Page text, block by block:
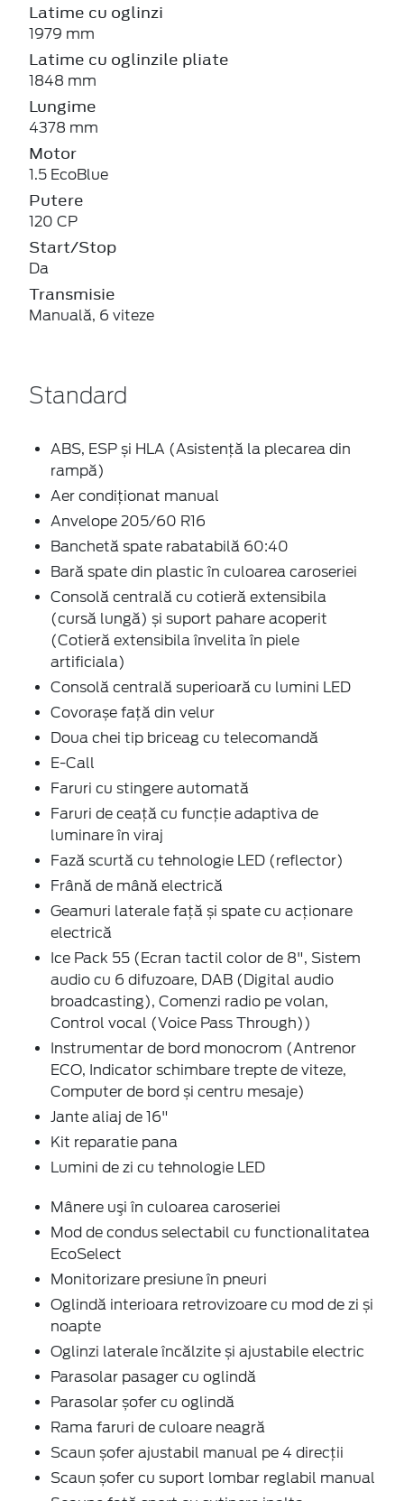
Latime cu oglinzi
1979 mm
Latime cu oglinzile pliate
1848 mm
Lungime
4378 mm
Motor
1.5 EcoBlue
Putere
120 CP
Start/Stop
Da
Transmisie
Manuală, 6 viteze
Standard
ABS, ESP și HLA (Asistență la plecarea din
rampă)
Aer condiţionat manual
Anvelope 205/60 R16
Banchetă spate rabatabilă 60:40
Bară spate din plastic în culoarea caroseriei
Consolă centrală cu cotieră extensibila
(cursă lungă) și suport pahare acoperit
(Cotieră extensibila învelita în piele
artificiala)
Consolă centrală superioară cu lumini LED
Covorașe față din velur
Doua chei tip briceag cu telecomandă
E-Call
Faruri cu stingere automată
Faruri de ceaţă cu funcţie adaptiva de
luminare în viraj
Fază scurtă cu tehnologie LED (reflector)
Frână de mână electrică
Geamuri laterale față și spate cu acţionare
electrică
Ice Pack 55 (Ecran tactil color de 8", Sistem
audio cu 6 difuzoare, DAB (Digital audio
broadcasting), Comenzi radio pe volan,
Control vocal (Voice Pass Through))
Instrumentar de bord monocrom (Antrenor
ECO, Indicator schimbare trepte de viteze,
Computer de bord și centru mesaje)
Jante aliaj de 16"
Kit reparatie pana
Lumini de zi cu tehnologie LED
Mânere uşi în culoarea caroseriei
Mod de condus selectabil cu functionalitatea
EcoSelect
Monitorizare presiune în pneuri
Oglindă interioara retrovizoare cu mod de zi și
noapte
Oglinzi laterale încălzite și ajustabile electric
Parasolar pasager cu oglindă
Parasolar șofer cu oglindă
Rama faruri de culoare neagră
Scaun șofer ajustabil manual pe 4 direcţii
Scaun șofer cu suport lombar reglabil manual